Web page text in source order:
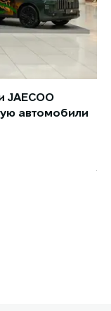
JAECOO
автомобили